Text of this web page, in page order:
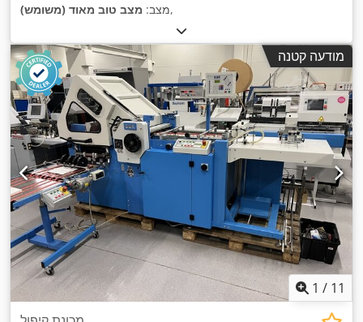
מצב: מצב טוב מאוד (משומש) ,
מודעה קטנה
1 / 11